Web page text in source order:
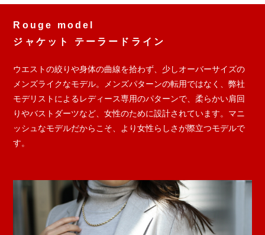
Rouge model
ジャケット テーラードライン
ウエストの絞りや身体の曲線を拾わず、少しオーバーサイズの
メンズライクなモデル。メンズパターンの転用ではなく、弊社
モデリストによるレディース専用のパターンで、柔らかい肩回
りやバストダーツなど、女性のために設計されています。マニ
ッシュなモデルだからこそ、より女性らしさが際立つモデルで
す。